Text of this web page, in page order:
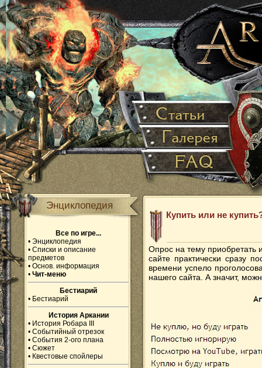
Энциклопедия
Все по игре...
• Энциклопедия
• Списки и описание
предметов
• Основ. информация
• Чит-меню
Бестиарий
• Бестиарий
История Аркании
• История Робара III
• Событийный отрезок
• События 2-ого плана
• Сюжет
• Квестовые спойлеры
Купить или не
Опрос на тему
сайте практически сразу
времени успело
нашего сайта. А значит,